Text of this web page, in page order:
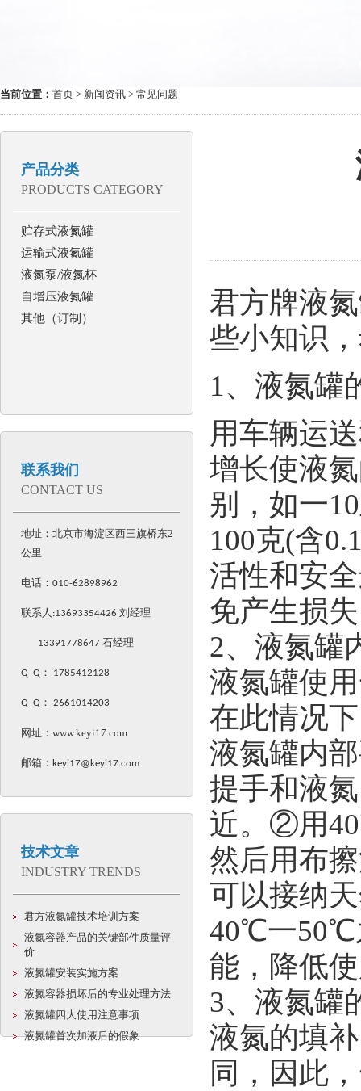
当前位置： 首页 > 新闻资讯 > 常见问题
产品分类
PRODUCTS CATEGORY
贮存式液氮罐
运输式液氮罐
液氮泵/液氮杯
自增压液氮罐
其他（订制）
联系我们
CONTACT US
地址：北京市海淀区西三旗桥东2
公里
电话： 010-62898962
联系人:13693354426 刘经理
13391778647 石经理
Q Q ： 1785412128
Q Q ： 2661014203
网址： www.keyi17.com
邮箱： keyi17@keyi17.com
技术文章
INDUSTRY TRENDS
君方液氮罐技术培训方案
液氮容器产品的关键部件质量评
价
液氮罐安装实施方案
液氮容器损坏后的专业处理方法
液氮罐四大使用注意事项
液氮罐首次加液后的假象
君方牌液
些小知识
1、液氮罐
用车辆运
增长使液
别，如一
100克(含
活性和安
免产生损
2、液氮罐
液氮罐使
在此情况
液氮罐内
提手和液
近。②用
然后用布
可以接纳
40℃一50℃
能，降低
3、液氮罐
液氮的填
同，因此